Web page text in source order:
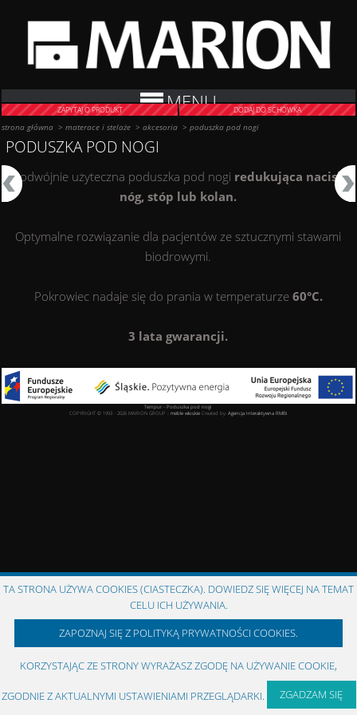
MENU
ZAPYTAJ O PRODUKT DODAJ DO SCHOWKA
strona główna >materace i stelaże >akcesoria >poduszka pod nogi
PODUSZKA POD NOGI
Podwójnie użyteczna poduszka pod nogi redukująca nacisk
nóg, stóp lub kolan.
Optymalne rozwiązanie dla pacjentów ze sztucznymi stawami
biodrowymi.
Pokrowiec nadaje się do prania w temperaturze 60°C.
3 lata gwarancji.
Tempur - Poduszka pod nogi
COPYRIGHT © 1993 - 2026 MARION GROUP ::meble włoskieCreated by:Agencja Interaktywna RMBi
TA STRONA UŻYWA COOKIES (CIASTECZKA). DOWIEDZ SIĘ WIĘCEJ NA TEMAT
CELU ICH UŻYWANIA.
ZAPOZNAJ SIĘ Z POLITYKĄ PRYWATNOŚCI COOKIES.
KORZYSTAJĄC ZE STRONY WYRAŻASZ ZGODĘ NA UŻYWANIE COOKIE,
ZGODNIE Z AKTUALNYMI USTAWIENIAMI PRZEGLĄDARKI. ZGADZAM SIĘ